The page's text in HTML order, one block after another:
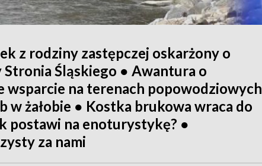
z rodziny zastępczej oskarżony o
Śląskiego ● Awantura o
wsparcie na terenach popowodziowych
w żałobie ● Kostka brukowa wraca do
postawi na enoturystykę? ●
za nami